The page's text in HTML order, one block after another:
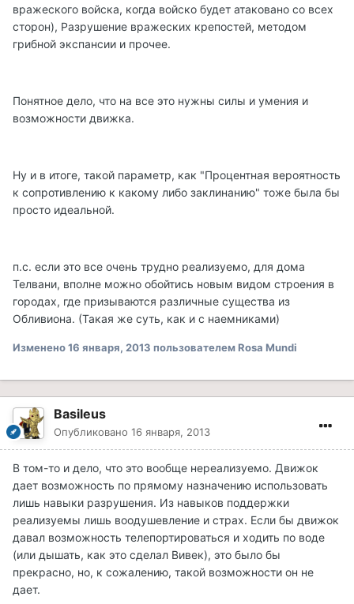
вражеского войска, когда войско будет атаковано со всех
сторон), Разрушение вражеских крепостей, методом
грибной экспансии и прочее.
Понятное дело, что на все это нужны силы и умения и
возможности движка.
Ну и в итоге, такой параметр, как "Процентная вероятность
к сопротивлению к какому либо заклинанию" тоже была бы
просто идеальной.
п.с. если это все очень трудно реализуемо, для дома
Телвани, вполне можно обойтись новым видом строения в
городах, где призываются различные существа из
Обливиона. (Такая же суть, как и с наемниками)
Изменено16 января, 2013 пользователем Rosa Mundi
Basileus
Опубликовано 16 января, 2013
В том-то и дело, что это вообще нереализуемо. Движок
дает возможность по прямому назначению использовать
лишь навыки разрушения. Из навыков поддержки
реализуемы лишь воодушевление и страх. Если бы движок
давал возможность телепортироваться и ходить по воде
(или дышать, как это сделал Вивек), это было бы
прекрасно, но, к сожалению, такой возможности он не
дает.